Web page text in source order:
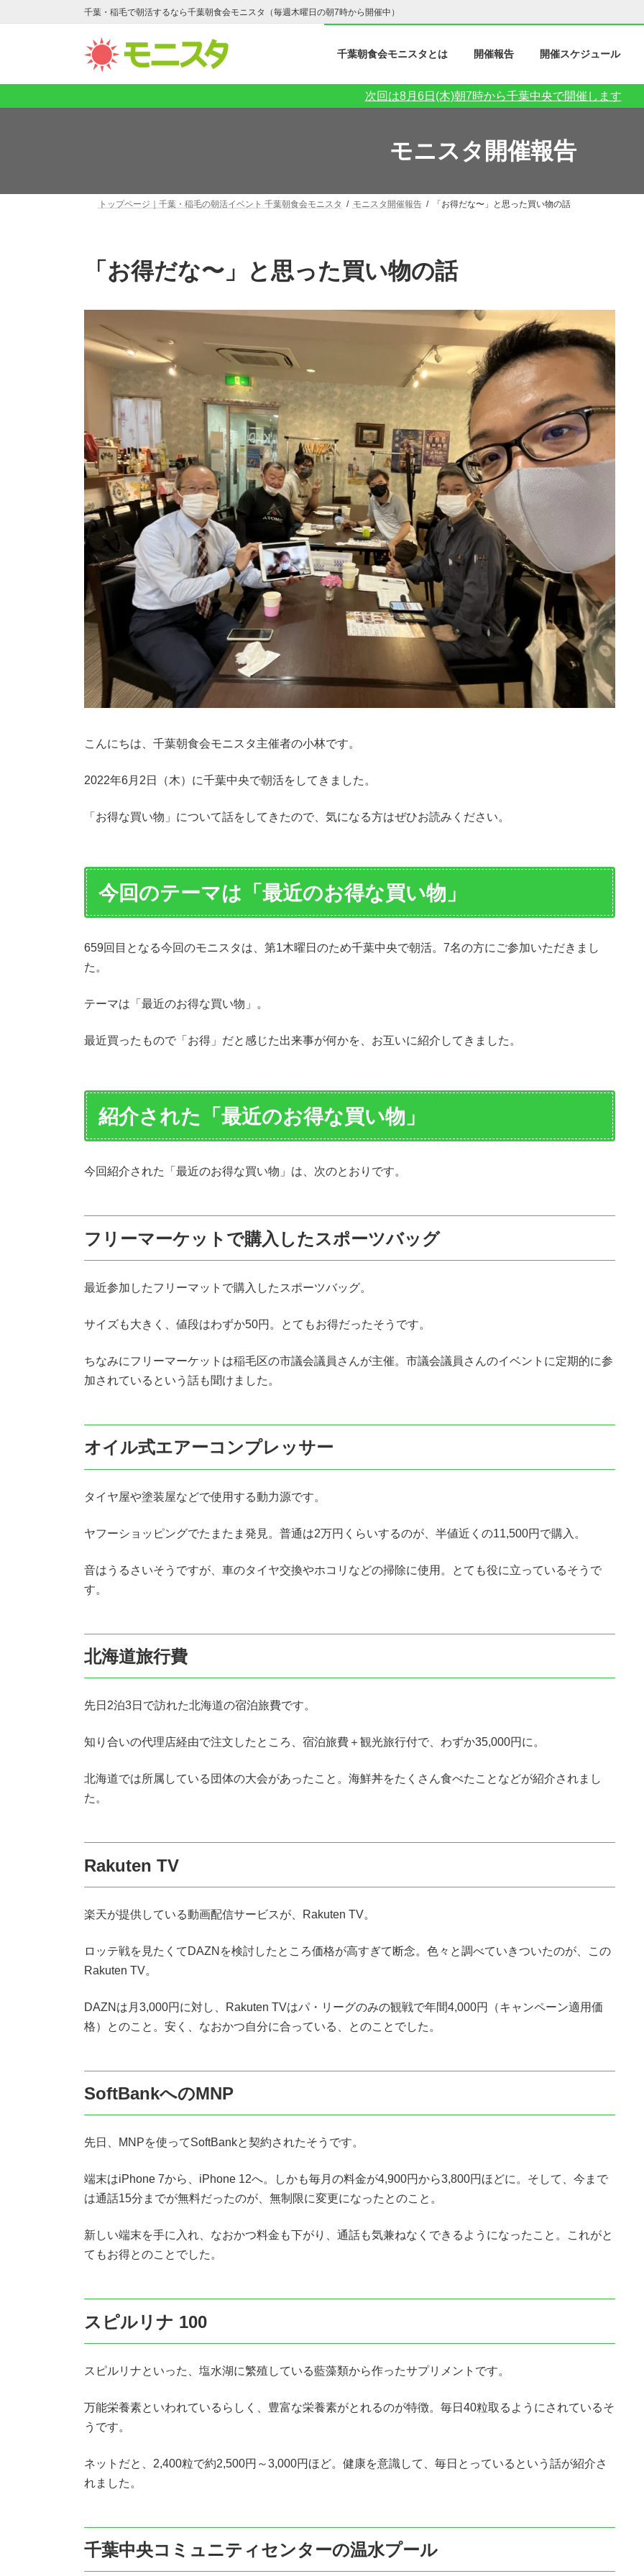
ン
へ
キ
ビ
ョ
に
千葉・稲毛で朝活するなら千葉朝食会モニスタ（毎週木曜日の朝7時から開催中）
千葉朝食会モニスタとは 開催報告 開催スケジュール
次回は8月6日(木)朝7時から千葉中央で開催します
モニスタ開催報告
トップページ｜千葉・稲毛の朝活イベント 千葉朝食会モニスタ モニスタ開催報告 「お得だな〜」と思った買い物の話
「お得だな〜」と思った買い物の話
こんにちは、千葉朝食会モニスタ主催者の小林です。
2022年6月2日（木）に千葉中央で朝活をしてきました。
「お得な買い物」について話をしてきたので、気になる方はぜひお読みください。
今回のテーマは「最近のお得な買い物」
659回目となる今回のモニスタは、第1木曜日のため千葉中央で朝活。7名の方にご参加いただきまし
た。
テーマは「最近のお得な買い物」。
最近買ったもので「お得」だと感じた出来事が何かを、お互いに紹介してきました。
紹介された「最近のお得な買い物」
今回紹介された「最近のお得な買い物」は、次のとおりです。
フリーマーケットで購入したスポーツバッグ
最近参加したフリーマットで購入したスポーツバッグ。
サイズも大きく、値段はわずか50円。とてもお得だったそうです。
ちなみにフリーマーケットは稲毛区の市議会議員さんが主催。市議会議員さんのイベントに定期的に参
加されているという話も聞けました。
オイル式エアーコンプレッサー
タイヤ屋や塗装屋などで使用する動力源です。
ヤフーショッピングでたまたま発見。普通は2万円くらいするのが、半値近くの11,500円で購入。
音はうるさいそうですが、車のタイヤ交換やホコリなどの掃除に使用。とても役に立っているそうで
す。
北海道旅行費
先日2泊3日で訪れた北海道の宿泊旅費です。
知り合いの代理店経由で注文したところ、宿泊旅費＋観光旅行付で、わずか35,000円に。
北海道では所属している団体の大会があったこと。海鮮丼をたくさん食べたことなどが紹介されまし
た。
Rakuten TV
楽天が提供している動画配信サービスが、Rakuten TV。
ロッテ戦を見たくてDAZNを検討したところ価格が高すぎて断念。色々と調べていきついたのが、この
Rakuten TV。
DAZNは月3,000円に対し、Rakuten TVはパ・リーグのみの観戦で年間4,000円（キャンペーン適用価
格）とのこと。安く、なおかつ自分に合っている、とのことでした。
SoftBankへのMNP
先日、MNPを使ってSoftBankと契約されたそうです。
端末はiPhone 7から、iPhone 12へ。しかも毎月の料金が4,900円から3,800円ほどに。そして、今まで
は通話15分までが無料だったのが、無制限に変更になったとのこと。
新しい端末を手に入れ、なおかつ料金も下がり、通話も気兼ねなくできるようになったこと。これがと
てもお得とのことでした。
スピルリナ 100
スピルリナといった、塩水湖に繁殖している藍藻類から作ったサプリメントです。
万能栄養素といわれているらしく、豊富な栄養素がとれるのが特徴。毎日40粒取るようにされているそ
うです。
ネットだと、2,400粒で約2,500円～3,000円ほど。健康を意識して、毎日とっているという話が紹介さ
れました。
千葉中央コミュニティセンターの温水プール